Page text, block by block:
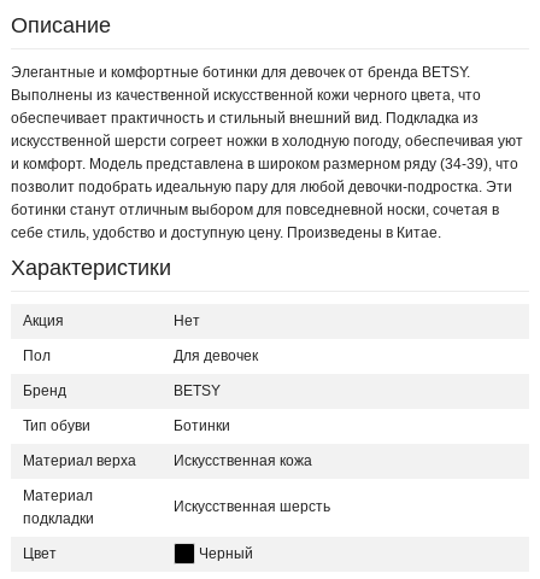
Описание
Элегантные и комфортные ботинки для девочек от бренда BETSY.
Выполнены из качественной искусственной кожи черного цвета, что
обеспечивает практичность и стильный внешний вид. Подкладка из
искусственной шерсти согреет ножки в холодную погоду, обеспечивая уют
и комфорт. Модель представлена в широком размерном ряду (34-39), что
позволит подобрать идеальную пару для любой девочки-подростка. Эти
ботинки станут отличным выбором для повседневной носки, сочетая в
себе стиль, удобство и доступную цену. Произведены в Китае.
Характеристики
Акция Нет
Пол Для девочек
Бренд BETSY
Тип обуви Ботинки
Материал верха Искусственная кожа
Материал
подкладки
Искусственная шерсть
Цвет Черный